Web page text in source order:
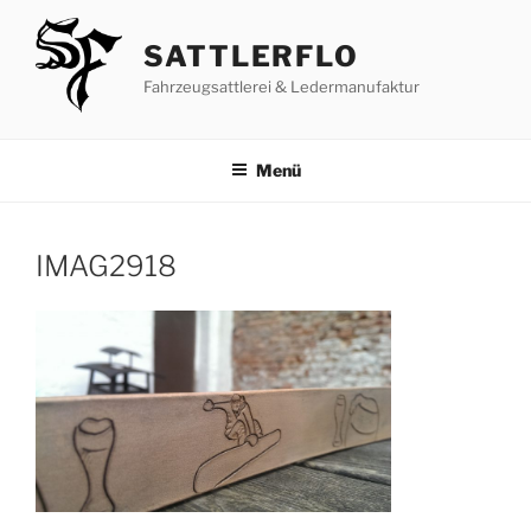
Inhalt
springen
SATTLERFLO
Fahrzeugsattlerei & Ledermanufaktur
Menü
IMAG2918